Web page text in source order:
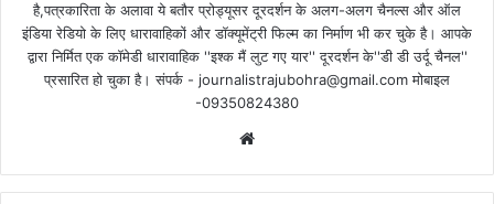
है,पत्रकारिता के अलावा ये बतौर प्रोड्यूसर दूरदर्शन के अलग-अलग चैनल्स और ऑल
इंडिया रेडियो के लिए धारावाहिकों और डॉक्यूमेंट्री फिल्म का निर्माण भी कर चुके है। आपके
द्वारा निर्मित एक कॉमेडी धारावाहिक ''इश्क मैं लुट गए यार'' दूरदर्शन के''डी डी उर्दू चैनल''
प्रसारित हो चुका है। संपर्क - journalistrajubohra@gmail.com मोबाइल
-09350824380
b